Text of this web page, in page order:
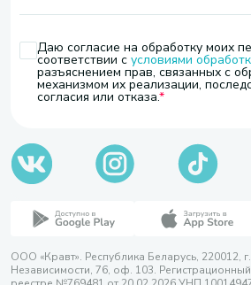
Даю согласие на обработку моих
соответствии с условиями
разъяснением прав, связанных с
механизмом их реализации,
согласия или отказа.
ООО «Кравт». Республика Беларусь, 220012,
Независимости, 76, оф. 103.